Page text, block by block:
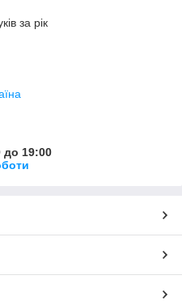
за рік
до 19:00